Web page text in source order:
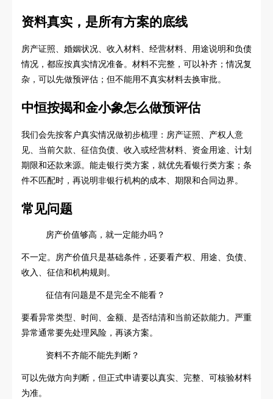
资料真实，是所有方案的底线
房产证照、婚姻状况、收入材料、经营材料、用途说明和负债
情况，都应按真实情况准备。材料不完整，可以补齐；情况复
杂，可以先做预评估；但不能用不真实材料去换审批。
中恒按揭和金小象怎么做预评估
我们会先按客户真实情况做初步梳理：房产证照、产权人意
见、当前欠款、征信负债、收入或经营材料、资金用途、计划
期限和还款来源。能走银行类方案，就优先看银行类方案；条
件不匹配时，再说明非银行机构的成本、期限和合同边界。
常见问题
房产价值够高，就一定能办吗？
不一定。房产价值只是基础条件，还要看产权、用途、负债、
收入、征信和机构规则。
征信有问题是不是完全不能看？
要看异常类型、时间、金额、是否结清和当前还款能力。严重
异常通常要先处理风险，再谈方案。
资料不齐能不能先判断？
可以先做方向判断，但正式申请要以真实、完整、可核验材料
为准。